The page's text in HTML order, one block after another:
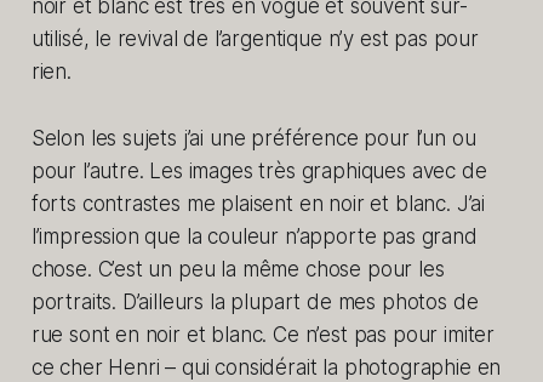
noir et blanc est très en vogue et souvent sur-
utilisé, le revival de l’argentique n’y est pas pour
rien.
Selon les sujets j’ai une préférence pour l’un ou
pour l’autre. Les images très graphiques avec de
forts contrastes me plaisent en noir et blanc. J’ai
l’impression que la couleur n’apporte pas grand
chose. C’est un peu la même chose pour les
portraits. D’ailleurs la plupart de mes photos de
rue sont en noir et blanc. Ce n’est pas pour imiter
ce cher Henri – qui considérait la photographie en